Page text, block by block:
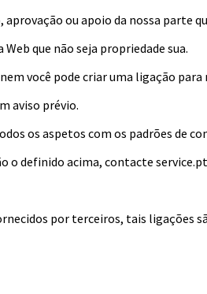
ou apoio da nossa parte
que não seja propriedade sua.
você pode criar uma ligação
aviso prévio.
os aspetos com os padrões de
o definido acima, contacte
por terceiros, tais ligações